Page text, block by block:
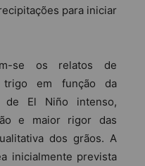
para iniciar
se os relatos de
em função da
de El Niño intenso,
e maior rigor das
dos grãos. A
inicialmente prevista